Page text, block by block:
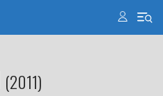
(2011)